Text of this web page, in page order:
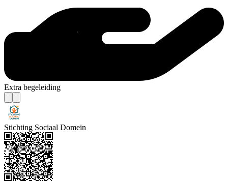
Extra begeleiding
Stichting Sociaal Domein